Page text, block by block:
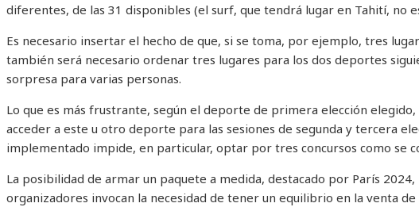
diferentes, de las 31 disponibles (el surf, que tendrá lugar en Tahití, no
Es necesario insertar el hecho de que, si se toma, por ejemplo, tres
también será necesario ordenar tres lugares para los dos deportes
sorpresa para varias personas.
Lo que es más frustrante, según el deporte de primera elección
acceder a este u otro deporte para las sesiones de segunda y tercera
implementado impide, en particular, optar por tres concursos como se
La posibilidad de armar un paquete a medida, destacado por París
organizadores invocan la necesidad de tener un equilibrio en la venta